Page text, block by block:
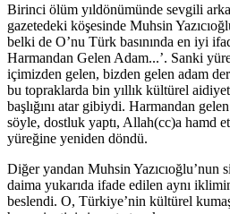
Birinci ölüm yıldönümünde sevgili
gazetedeki köşesinde Muhsin
belki de O’nu Türk basınında en iyi
Harmandan Gelen Adam...’. Sanki
içimizden gelen, bizden gelen adam
bu topraklarda bin yıllık kültürel
başlığını atar gibiydi. Harmandan
söyle, dostluk yaptı, Allah(cc)a hamd
yüreğine yeniden döndü.
Diğer yandan Muhsin Yazıcıoğlu’nun
daima yukarıda ifade edilen aynı
beslendi. O, Türkiye’nin kültürel